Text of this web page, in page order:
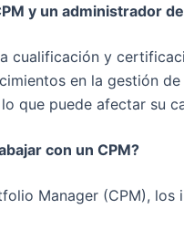
y un administrador
cualificación y
en la gestión
que puede afectar su
con un CPM?
Manager (CPM),